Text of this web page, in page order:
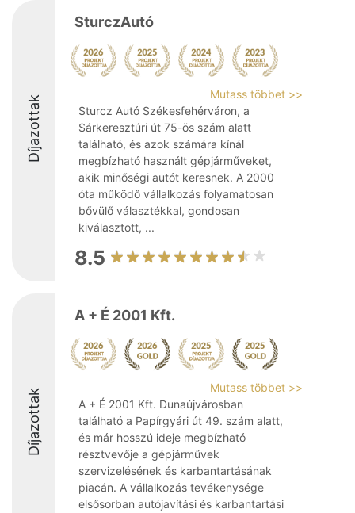
Díjazottak
SturczAutó
Mutass többet >>
Sturcz Autó Székesfehérváron, a
Sárkeresztúri út 75-ös szám alatt
található, és azok számára kínál
megbízható használt gépjárműveket,
akik minőségi autót keresnek. A 2000
óta működő vállalkozás folyamatosan
bővülő választékkal, gondosan
kiválasztott, ...
8.5
Díjazottak
A + É 2001 Kft.
Mutass többet >>
A + É 2001 Kft. Dunaújvárosban
található a Papírgyári út 49. szám alatt,
és már hosszú ideje megbízható
résztvevője a gépjárművek
szervizelésének és karbantartásának
piacán. A vállalkozás tevékenysége
elsősorban autójavítási és karbantartási